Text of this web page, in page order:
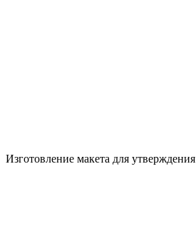
Изготовление макета для утверждения